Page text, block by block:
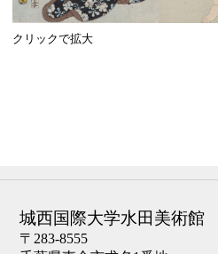
クリックで拡大
城西国際大学水田美術館
〒283-8555